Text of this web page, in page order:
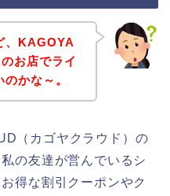
、KAGOYA
お店でライ
かな～。
（カゴヤクラウド）の
の友達が営んでいるシ
得な割引クーポンやク